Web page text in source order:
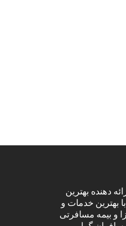
دهنده بهترین
بهترین خدمات و
و بیمه مسافرتی